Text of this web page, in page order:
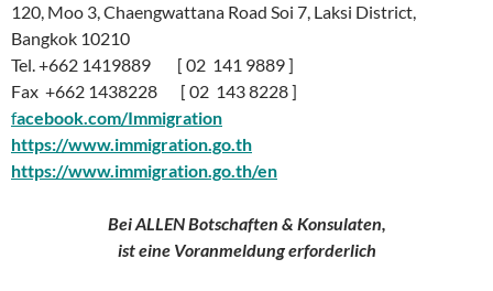
120, Moo 3, Chaengwattana Road Soi 7, Laksi District,
Bangkok 10210
Tel. +662 1419889 [ 02 141 9889 ]
Fax +662 1438228 [ 02 143 8228 ]
facebook.com/Immigration
https://www.immigration.go.th
https://www.immigration.go.th/en
Bei ALLEN Botschaften & Konsulaten,
ist eine Voranmeldung erforderlich